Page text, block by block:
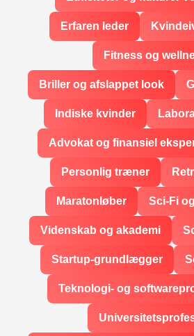
Erfaren leder
Fitness og
Briller og afslappet look
Indiske kvinder
Advokat og finansiel
Personlig træner
Maratonløber Sci-Fi
Videnskab og akademi
Startup-grundlægger
Teknologi- og